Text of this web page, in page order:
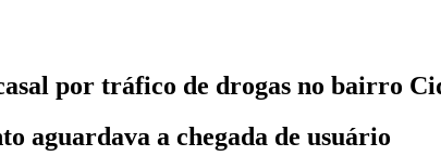
por tráfico de drogas no bairro
aguardava a chegada de usuário